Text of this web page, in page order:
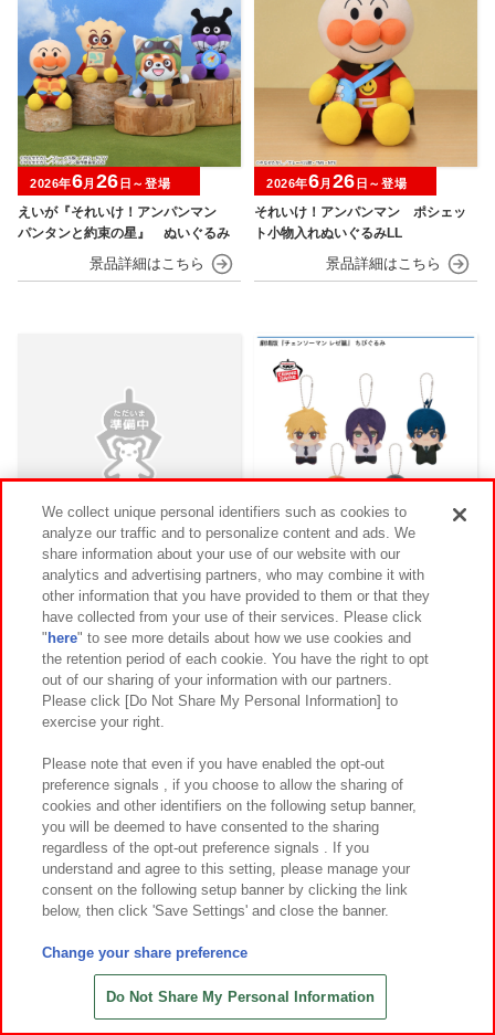
えいが『それいけ！アンパンマン
パンタンと約束の星』 ぬいぐるみ
2026年6月 26 日～登場
それいけ！アンパンマン ポシェッ
ト小物入れぬいぐるみLL
2026年6月 26 日～登場
HARIBO グミマスコット入りクッ
ション（スターミックス）【ナムコ
限定】
2026年6月24日～登場
劇場版『チェンソーマン レゼ篇』 ち
びぐるみ
2026年6月第4週～登場
忍たま乱太郎 ほわぬい～体育委員会
2026年6月第4週～登場
忍たま乱太郎 ほわぬい～図書委員会
We collect unique personal identifiers such as cookies to
analyze our traffic and to personalize content and ads. We
share information about your use of our website with our
analytics and advertising partners, who may combine it with
other information that you have provided to them or that they
have collected from your use of their services. Please click
" here" to see more details about how we use cookies and
the retention period of each cookie. You have the right to opt
out of our sharing of your information with our partners.
Please click [Do Not Share My Personal Information] to
exercise your right.
Please note that even if you have enabled the opt-out
preference signals , if you choose to allow the sharing of
cookies and other identifiers on the following setup banner,
you will be deemed to have consented to the sharing
regardless of the opt-out preference signals . If you
understand and agree to this setting, please manage your
consent on the following setup banner by clicking the link
below, then click 'Save Settings' and close the banner.
Change your share preference
Do Not Share My Personal Information